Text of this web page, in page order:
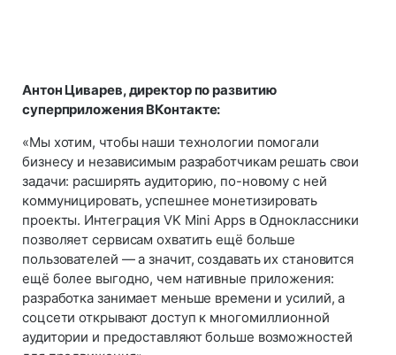
Антон Циварев, директор по развитию
суперприложения ВКонтакте:
«Мы хотим, чтобы наши технологии помогали
бизнесу и независимым разработчикам решать свои
задачи: расширять аудиторию, по-новому с ней
коммуницировать, успешнее монетизировать
проекты. Интеграция VK Mini Apps в Одноклассники
позволяет сервисам охватить ещё больше
пользователей — а значит, создавать их становится
ещё более выгодно, чем нативные приложения:
разработка занимает меньше времени и усилий, а
соцсети открывают доступ к многомиллионной
аудитории и предоставляют больше возможностей